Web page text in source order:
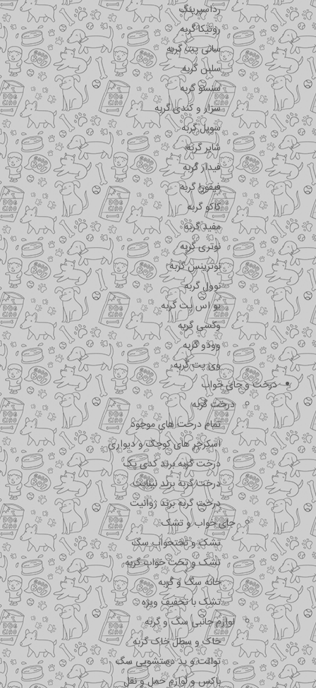
رداسپرینگ
روتیکا گربه
سانی پت گربه
سلبن گربه
سنسو گربه
سزار و کندی گربه
سویل گربه
شایر گربه
فیدار گربه
فیفورا گربه
کاکو گربه
مفید گربه
نوتری گربه
نوترینس گربه
نوول گربه
یو اس پت گربه
وکسی گربه
وودو گربه
وی پت گربه
درخت و جای خواب
درخت گربه
تمام درخت های موجود
اسکرچر های کوچک و دیواری
درخت گربه برند کدی پک
درخت گربه برند نیناپت
درخت گربه برند ژوانیت
جای خواب و تشک
تشک و تختحواب سگ
تشک و تخت خواب گربه
خانه سگ و گربه
تشک با تخفیف ویژه
لوازم جانبی سگ و گربه
خاک و سطل خاک گربه
توالت و پد دستشویی سگ
باکس و لوازم حمل و نقل